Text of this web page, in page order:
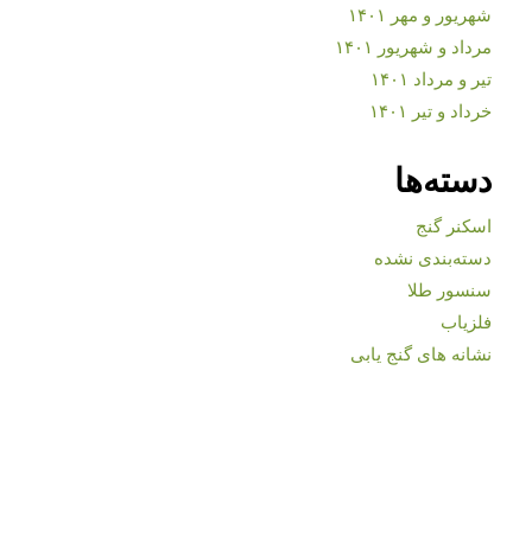
شهریور و مهر ۱۴۰۱
مرداد و شهریور ۱۴۰۱
تیر و مرداد ۱۴۰۱
خرداد و تیر ۱۴۰۱
دسته‌ها
اسکنر گنج
دسته‌بندی نشده
سنسور طلا
فلزیاب
نشانه های گنج یابی